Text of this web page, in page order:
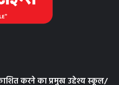
करने का प्रमुख उद्देश्य स्कूल/